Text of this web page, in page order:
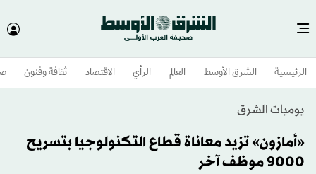
الرئيسية الشرق الأوسط​ العالم الرأي الاقتصاد ثقافة وفنون
يوميات الشرق
«أمازون» تزيد معاناة قطاع التكنولوجيا بتسريح
9000 موظف آخر